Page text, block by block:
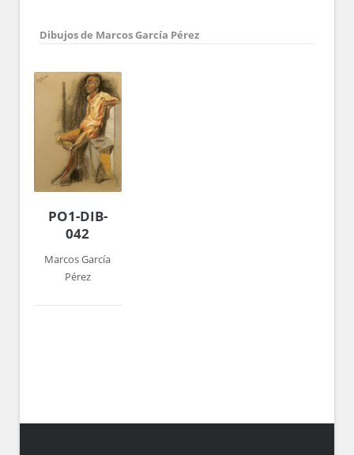
Dibujos de Marcos García Pérez
PO1-DIB-
042
Marcos García
Pérez